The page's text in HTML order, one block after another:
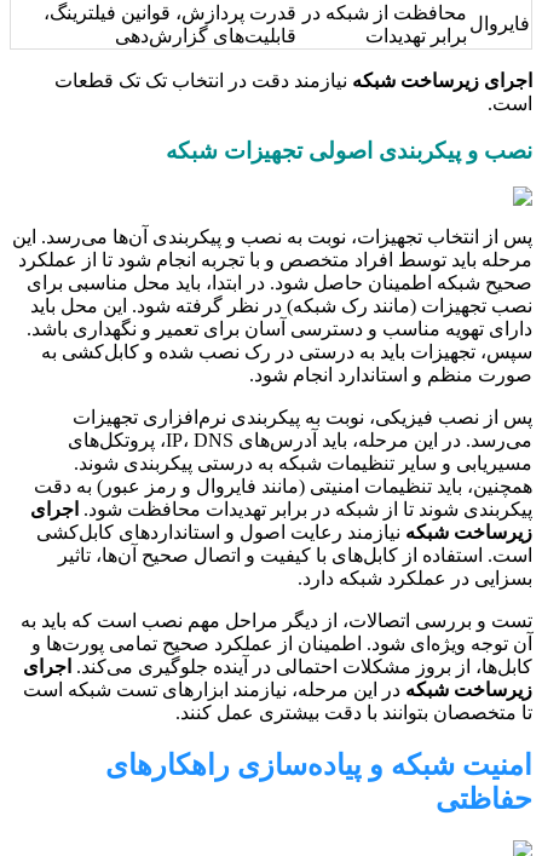
فایروال
محافظت از شبکه در
برابر تهدیدات
قدرت پردازش، قوانین فیلترینگ،
قابلیت‌های گزارش‌دهی
اجرای زیرساخت شبکه نیازمند دقت در انتخاب تک تک قطعات
است.
نصب و پیکربندی اصولی تجهیزات شبکه
پس از انتخاب تجهیزات، نوبت به نصب و پیکربندی آن‌ها می‌رسد. این
مرحله باید توسط افراد متخصص و با تجربه انجام شود تا از عملکرد
صحیح شبکه اطمینان حاصل شود. در ابتدا، باید محل مناسبی برای
نصب تجهیزات (مانند رک شبکه) در نظر گرفته شود. این محل باید
دارای تهویه مناسب و دسترسی آسان برای تعمیر و نگهداری باشد.
سپس، تجهیزات باید به درستی در رک نصب شده و کابل‌کشی به
صورت منظم و استاندارد انجام شود.
پس از نصب فیزیکی، نوبت به پیکربندی نرم‌افزاری تجهیزات
می‌رسد. در این مرحله، باید آدرس‌های IP، DNS، پروتکل‌های
مسیریابی و سایر تنظیمات شبکه به درستی پیکربندی شوند.
همچنین، باید تنظیمات امنیتی (مانند فایروال و رمز عبور) به دقت
پیکربندی شوند تا از شبکه در برابر تهدیدات محافظت شود. اجرای
زیرساخت شبکه نیازمند رعایت اصول و استانداردهای کابل‌کشی
است. استفاده از کابل‌های با کیفیت و اتصال صحیح آن‌ها، تاثیر
بسزایی در عملکرد شبکه دارد.
تست و بررسی اتصالات، از دیگر مراحل مهم نصب است که باید به
آن توجه ویژه‌ای شود. اطمینان از عملکرد صحیح تمامی پورت‌ها و
کابل‌ها، از بروز مشکلات احتمالی در آینده جلوگیری می‌کند. اجرای
زیرساخت شبکه در این مرحله، نیازمند ابزارهای تست شبکه است
تا متخصصان بتوانند با دقت بیشتری عمل کنند.
امنیت شبکه و پیاده‌سازی راهکارهای
حفاظتی